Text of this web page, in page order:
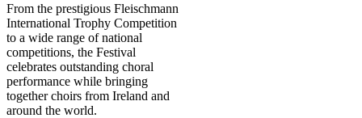
From the prestigious Fleischmann
International Trophy Competition
to a wide range of national
competitions, the Festival
celebrates outstanding choral
performance while bringing
together choirs from Ireland and
around the world.